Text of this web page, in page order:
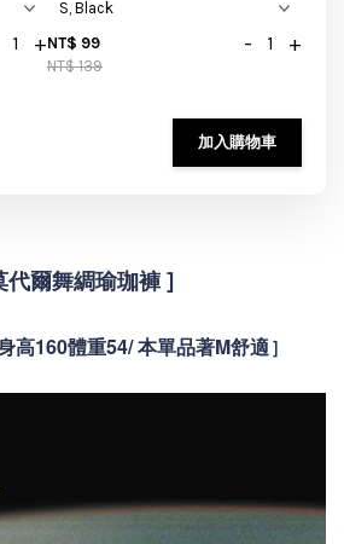
+NT$ 99
NT$ 139
- +
加入購物車
代爾舞綢瑜珈褲 ]
高160體重54/ 本單品著M舒適 ]